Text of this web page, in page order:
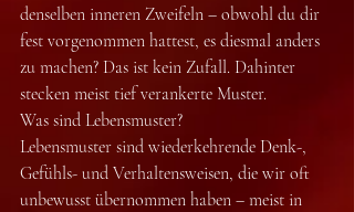
denselben inneren Zweifeln – obwohl du dir
fest vorgenommen hattest, es diesmal anders
zu machen? Das ist kein Zufall. Dahinter
stecken meist tief verankerte Muster.
Was sind Lebensmuster?
Lebensmuster sind wiederkehrende Denk-,
Gefühls- und Verhaltensweisen, die wir oft
unbewusst übernommen haben – meist in